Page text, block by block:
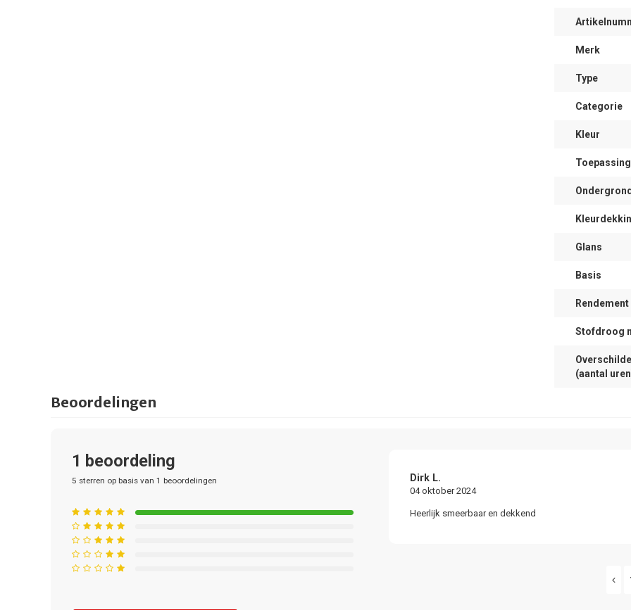
Merk
Type
Categorie
Kleur
Toepassing
Glans
Basis
Stofdroog
(aantal
Beoordelingen
1 beoordeling
5 sterren op basis van 1 beoordelingen Dirk L.
04 oktober 2024
Heerlijk smeerbaar en dekkend